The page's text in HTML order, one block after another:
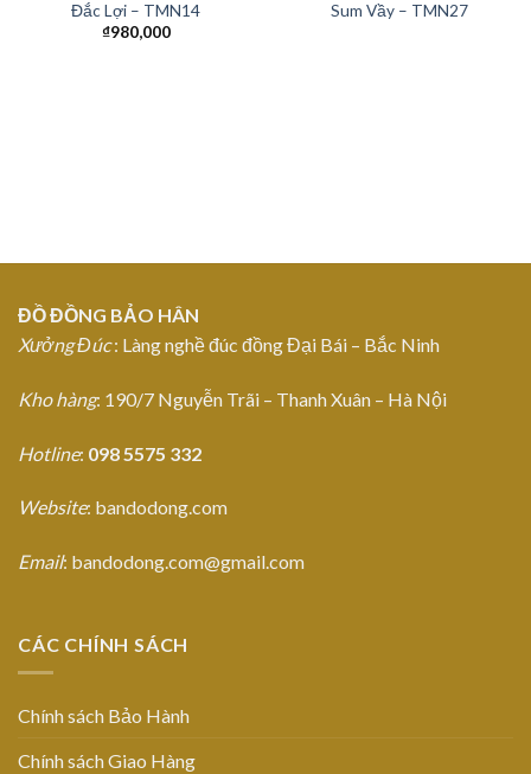
Wishlist
Đắc Lợi – TMN14
₫980,000
Wishlist
Sum Vầy – TMN27
ĐỒ ĐỒNG BẢO HÂN
Xưởng Đúc: Làng nghề đúc đồng Đại Bái – Bắc Ninh
Kho hàng: 190/7 Nguyễn Trãi – Thanh Xuân – Hà Nội
Hotline: 098 5575 332
Website: bandodong.com
Email: bandodong.com@gmail.com
CÁC CHÍNH SÁCH
Chính sách Bảo Hành
Chính sách Giao Hàng